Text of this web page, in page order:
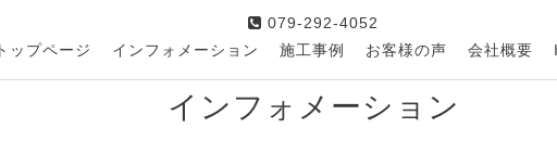
079-292-4052
トップページ
インフォメーション 施工事例 お客様の声 会社概要
インフォメーション